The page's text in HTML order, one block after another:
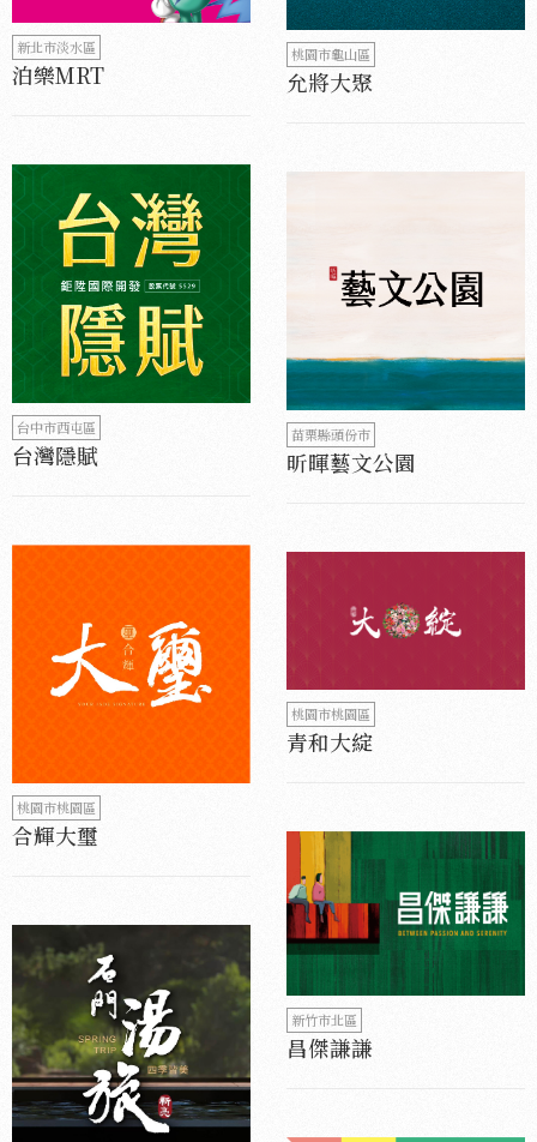
新北市淡水區
泊樂MRT
台中市西屯區
台灣隱賦
桃園市桃園區
合輝大璽
桃園市龜山區
允將大聚
苗栗縣頭份市
昕暉藝文公園
桃園市桃園區
青和大綻
新竹市北區
昌傑謙謙